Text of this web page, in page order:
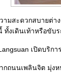
ามสะดวกสบายต่
ทั้งเดินเท้าหรือขับ
เปิดบริก
กถนนเพลินจิต มุ่ง